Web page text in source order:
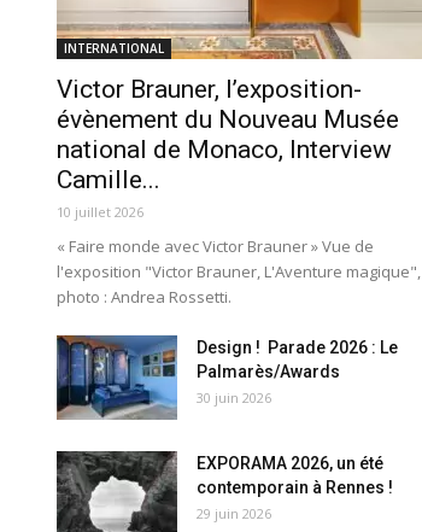
INTERNATIONAL
Victor Brauner, l’exposition-
évènement du Nouveau Musée
national de Monaco, Interview
Camille...
10 juillet 2026
« Faire monde avec Victor Brauner » Vue de
l'exposition "Victor Brauner, L'Aventure magique",
photo : Andrea Rossetti.
Design ! Parade 2026 : Le
Palmarès/Awards
30 juin 2026
EXPORAMA 2026, un été
contemporain à Rennes !
29 juin 2026